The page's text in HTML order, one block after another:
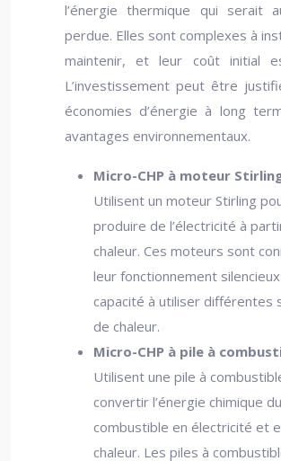
l’énergie thermique qui serait
perdue. Elles sont complexes à
maintenir, et leur coût initial
L’investissement peut être
économies d’énergie à long
avantages environnementaux.
Micro-CHP à moteur
Utilisent un moteur Stirling
produire de l’électricité à
chaleur. Ces moteurs sont
leur fonctionnement
capacité à utiliser différentes
de chaleur.
Micro-CHP à pile à
Utilisent une pile à
convertir l’énergie chimique du
combustible en électricité et
chaleur. Les piles à